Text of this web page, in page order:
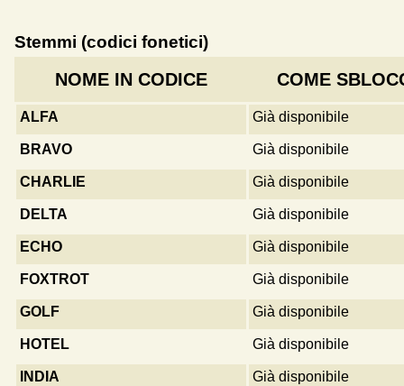
Stemmi (codici fonetici)
NOME IN CODICE COME
ALFA Già disponibile
BRAVO Già disponibile
CHARLIE Già disponibile
DELTA Già disponibile
ECHO Già disponibile
FOXTROT Già disponibile
GOLF Già disponibile
HOTEL Già disponibile
INDIA Già disponibile